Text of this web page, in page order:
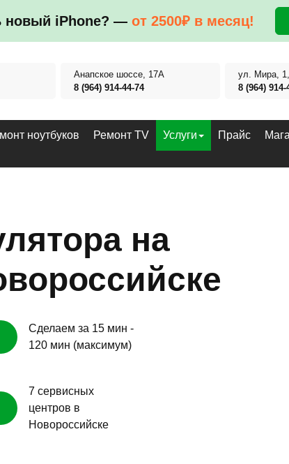
новый iPhone? — от 2500₽ в месяц!
Анапское шоссе, 17А
8 (964) 914-44-74
ул. Мира,
8 (964) 914-
ноутбуков Ремонт TV Услуги Прайс
на
Сделаем за 15 мин -
120 мин (максимум)
7 сервисных
центров в
Новороссийске